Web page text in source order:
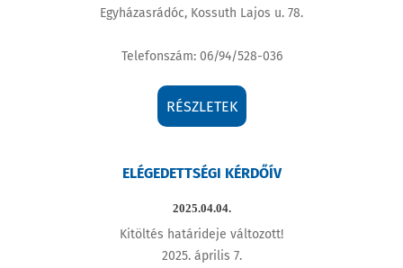
Egyházasrádóc, Kossuth Lajos u. 78.
Telefonszám: 06/94/528-036
RÉSZLETEK
ELÉGEDETTSÉGI KÉRDŐÍV
2025.04.04.
Kitöltés határideje változott!
2025. április 7.